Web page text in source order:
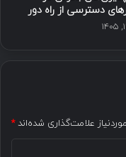
دسترسی از راه دور
علامت‌گذاری شده‌اند*